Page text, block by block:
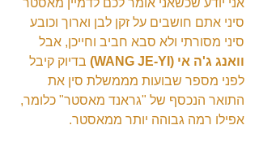
אני יודע שכשאני אומר לכם לדמיין מאסטר
סיני אתם חושבים על זקן לבן וארוך וכובע
סיני מסורתי ולא סבא חביב וחייכן, אבל
וואנג ג'ה אי (WANG JE-YI)
בדיוק קיבל
לפני מספר שבועות מממשלת סין את
התואר הנכסף של "גראנד מאסטר" כלומר,
אפילו רמה גבוהה יותר ממאסטר.